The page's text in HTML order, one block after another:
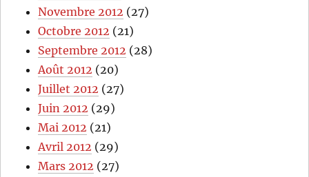
Novembre 2012 (27)
Octobre 2012 (21)
Septembre 2012 (28)
Août 2012 (20)
Juillet 2012 (27)
Juin 2012 (29)
Mai 2012 (21)
Avril 2012 (29)
Mars 2012 (27)